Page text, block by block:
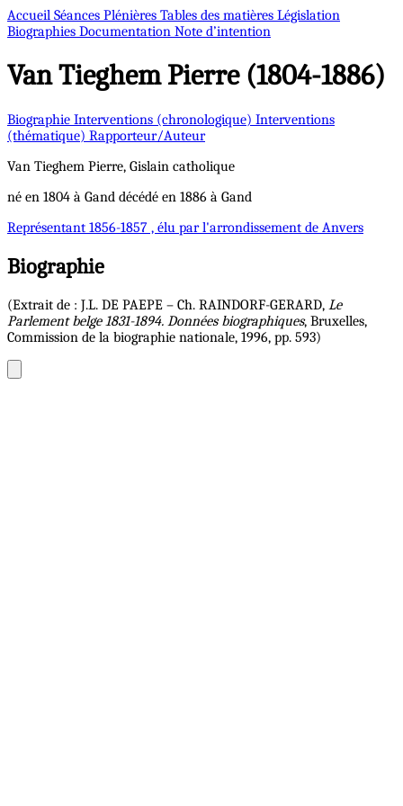
Accueil Séances Plénières Tables des matières Législation
Biographies Documentation Note d’intention
Van TieghemPierre (1804-1886)
Biographie Interventions (chronologique) Interventions
(thématique) Rapporteur/Auteur
Van Tieghem Pierre, Gislain catholique
né en 1804 à Gand décédé en 1886 à Gand
Représentant 1856-1857 , élu par l'arrondissement de Anvers
Biographie
(Extrait de : J.L. DE PAEPE – Ch. RAINDORF-GERARD, Le
Parlement belge 1831-1894. Données biographiques, Bruxelles,
Commission de la biographie nationale, 1996, pp. 593)